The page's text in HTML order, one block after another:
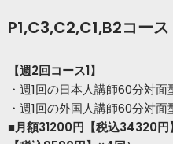
P1,C3,C2,C1,B2コース
【週2回コース1】
・週1回の日本人講師60分対
・週1回の外国人講師60分対
■月額31200円【税込34320